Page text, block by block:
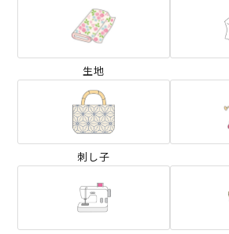
生地
刺し子